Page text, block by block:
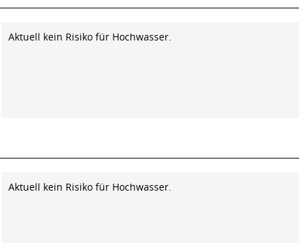
Aktuell kein Risiko für Hochwasser.
Aktuell kein Risiko für Hochwasser.